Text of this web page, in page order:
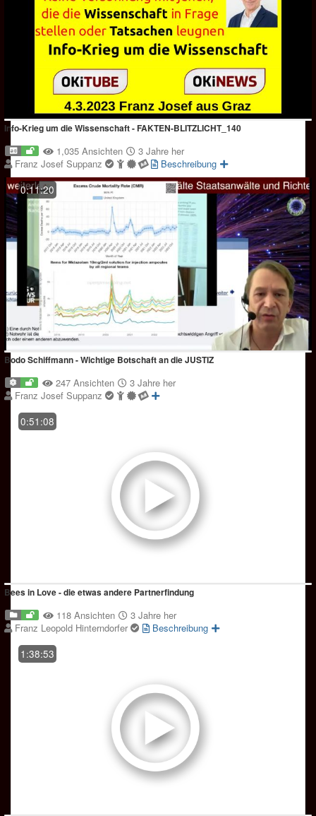
Info-Krieg um die Wissenschaft - FAKTEN-BLITZLICHT_140
1,035 Ansichten
3 Jahre her
Franz Josef Suppanz
Beschreibung
0:11:20
Bodo Schiffmann - Wichtige Botschaft an die JUSTIZ
247 Ansichten
3 Jahre her
Franz Josef Suppanz
0:51:08
Bees in Love - die etwas andere Partnerfindung
118 Ansichten
3 Jahre her
Franz Leopold Hinterndorfer
Beschreibung
1:38:53